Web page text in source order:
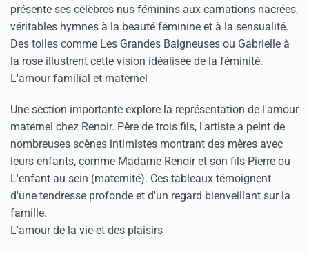
présente ses célèbres nus féminins aux carnations nacrées,
véritables hymnes à la beauté féminine et à la sensualité.
Des toiles comme Les Grandes Baigneuses ou Gabrielle à
la rose illustrent cette vision idéalisée de la féminité.
L'amour familial et maternel
Une section importante explore la représentation de l'amour
maternel chez Renoir. Père de trois fils, l'artiste a peint de
nombreuses scènes intimistes montrant des mères avec
leurs enfants, comme Madame Renoir et son fils Pierre ou
L'enfant au sein (maternité). Ces tableaux témoignent
d'une tendresse profonde et d'un regard bienveillant sur la
famille.
L'amour de la vie et des plaisirs